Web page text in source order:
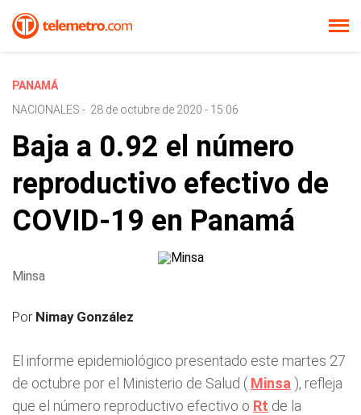
PANAMÁ
NACIONALES - 28 de octubre de 2020 - 15:06
Baja a 0.92 el número
reproductivo efectivo de
COVID-19 en Panamá
Minsa
Por Nimay González
El informe epidemiológico presentado este martes 27
de octubre por el Ministerio de Salud ( Minsa ), refleja
que el número reproductivo efectivo o Rt de la